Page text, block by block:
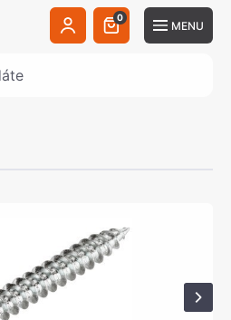
0
MENU